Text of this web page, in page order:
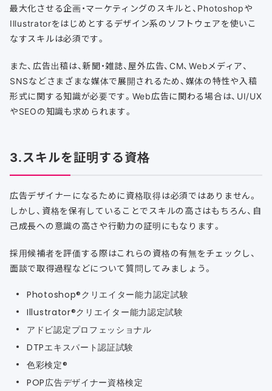
最大化させる企画・マーケティングのスキルと、Photoshopや
Illustratorをはじめとするデザイン系のソフトウェアを使いこ
なすスキルは必須です。
また、広告出稿は、新聞・雑誌、屋外広告、CM、Webメディア、
SNSなどさまざまな媒体で展開されるため、媒体の特性や入稿
形式に関する知識が必要です。Web広告に関わる場合は、UI/UX
やSEOの知識も求められます。
3.スキルを証明する資格
広告デザイナーになるために資格取得は必須ではありません。
しかし、資格を保有していることでスキルの高さはもちろん、自
己成長への意識の高さや行動力の証明にもなります。
採用候補者を評価する際はこれらの資格の有無をチェックし、
面談で取得過程などについて質問してみましょう。
Photoshop®クリエイター能力認定試験
Illustrator®クリエイター能力認定試験
アドビ認定プロフェッショナル
DTPエキスパート認証試験
色彩検定®
POP広告デザイナー資格検定